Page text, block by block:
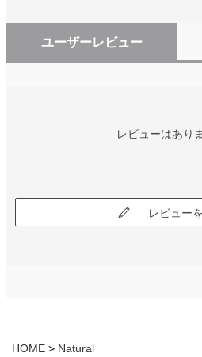
ユーザーレビュー
レビューはあり
レビュー
HOME Natural